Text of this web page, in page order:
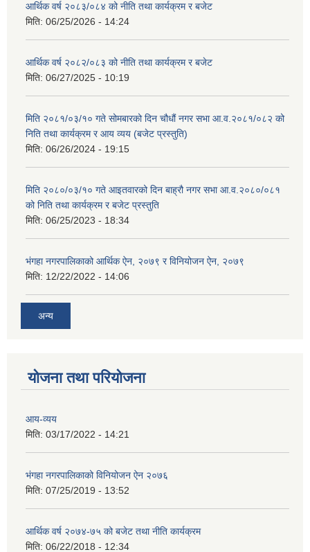
आर्थिक वर्ष २०८३/०८४ को नीति तथा कार्यक्रम र बजेट
मिति: 06/25/2026 - 14:24
आर्थिक वर्ष २०८२/०८३ को नीति तथा कार्यक्रम र बजेट
मिति: 06/27/2025 - 10:19
मिति २०८१/०३/१० गते सोमबारको दिन चौधौं नगर सभा आ.व.२०८१/०८२ को
निति तथा कार्यक्रम र आय व्यय (बजेट प्रस्तुति)
मिति: 06/26/2024 - 19:15
मिति २०८०/०३/१० गते आइतवारको दिन बाह्रौ नगर सभा आ.व.२०८०/०८१
को निति तथा कार्यक्रम र बजेट प्रस्तुति
मिति: 06/25/2023 - 18:34
भंगहा नगरपालिकाको आर्थिक ऐन, २०७९ र विनियोजन ऐन, २०७९
मिति: 12/22/2022 - 14:06
अन्य
योजना तथा परियोजना
आय-व्यय
मिति: 03/17/2022 - 14:21
भंगहा नगरपालिकाको विनियोजन ऐन २०७६
मिति: 07/25/2019 - 13:52
आर्थिक वर्ष २०७४-७५ को बजेट तथा नीति कार्यक्रम
मिति: 06/22/2018 - 12:34